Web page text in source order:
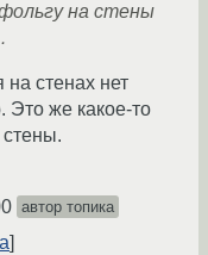
на стены
стенах нет
Это же какое-то
автор топика